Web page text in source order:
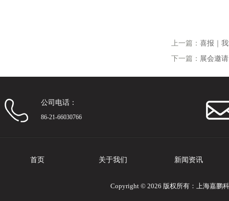
上一篇： 喜报｜
下一篇： 展会邀
公司电话：
86-21-66030766
首页 关于我们 新闻资讯
Copyright © 2026 版权所有：上海嘉鹏